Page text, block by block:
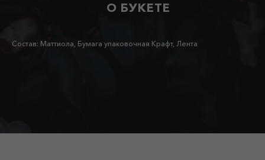
О БУКЕТЕ
Состав: Маттиола, Бумага упаковочная Крафт, Лента